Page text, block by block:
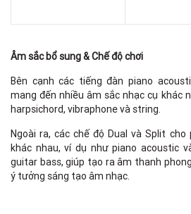
Âm sắc bổ sung & Chế độ chơi
Bên cạnh các tiếng đàn piano
mang đến nhiều âm sắc nhạc cụ khác
harpsichord, vibraphone và string.
Ngoài ra, các chế độ Dual và Split
khác nhau, ví dụ như piano acoustic
guitar bass, giúp tạo ra âm thanh
ý tưởng sáng tạo âm nhạc.